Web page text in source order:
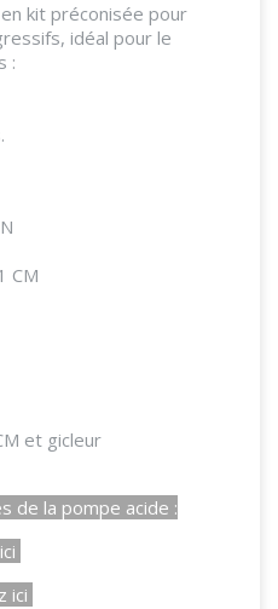
kit préconisée pour
idéal pour le
:
CM
et gicleur
de la pompe acide :
ici